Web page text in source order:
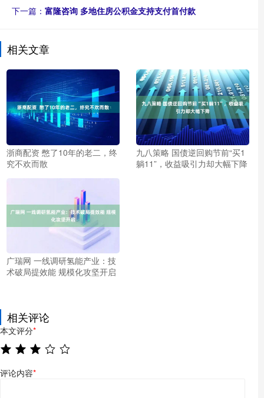
下一篇： 富隆咨询 多地住房公积金支持支付首付款
相关文章
浙商配资 憋了10年的老二，终
究不欢而散
九八策略 国债逆回购节前“买1
躺11”，收益吸引力却大幅下降
广瑞网 一线调研氢能产业：技
术破局提效能 规模化攻坚开启
相关评论
本文评分*
评论内容*